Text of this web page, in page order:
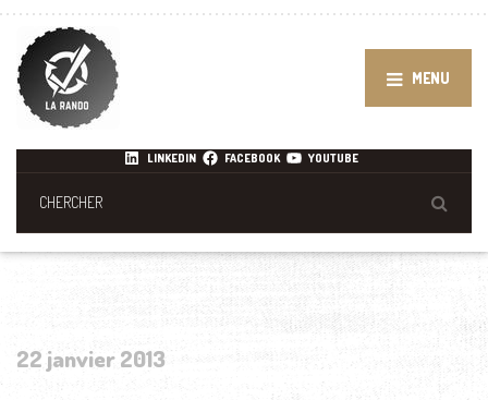
MENU
LINKEDIN FACEBOOK YOUTUBE
22 janvier 2013